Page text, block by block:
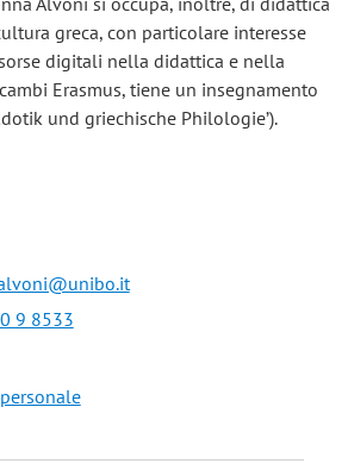
greca, con particolare interesse
digitali nella didattica e nella
Erasmus, tiene un insegnamento
und griechische Philologie’).
9 8533